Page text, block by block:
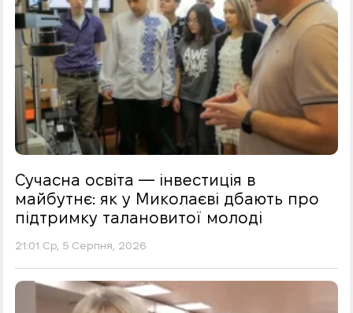
Сучасна освіта — інвестиція в
майбутнє: як у Миколаєві дбають про
підтримку талановитої молоді
21:01 Ср, 5 Серпня, 2026